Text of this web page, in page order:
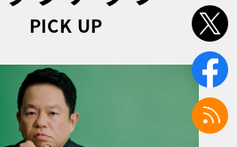
PICK UP